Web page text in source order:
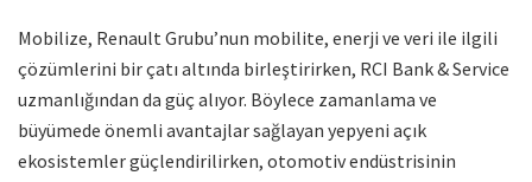
Mobilize, Renault Grubu’nun mobilite, enerji ve veri ile ilgili
çözümlerini bir çatı altında birleştirirken, RCI Bank & Service
uzmanlığından da güç alıyor. Böylece zamanlama ve
büyümede önemli avantajlar sağlayan yepyeni açık
ekosistemler güçlendirilirken, otomotiv endüstrisinin